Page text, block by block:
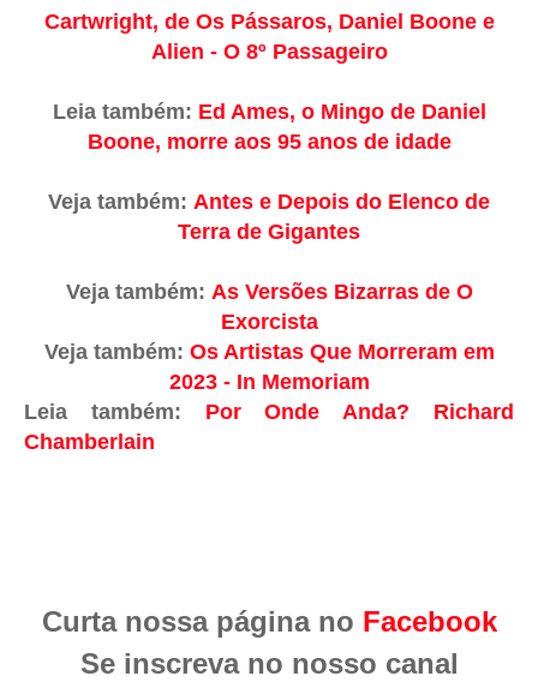
Cartwright, de Os Pássaros, Daniel Boone e
Alien - O 8º Passageiro
Leia também: Ed Ames, o Mingo de Daniel
Boone, morre aos 95 anos de idade
Veja também: Antes e Depois do Elenco de
Terra de Gigantes
Veja também: As Versões Bizarras de O
Exorcista
Veja também: Os Artistas Que Morreram em
2023 - In Memoriam
Leia também: Por Onde Anda? Richard
Chamberlain
Curta nossa página no Facebook
Se inscreva no nosso canal